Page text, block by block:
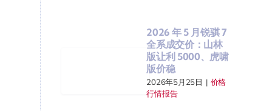
2026 年 5 月锐骐 7
全系成交价：山林
版让利 5000、虎啸
版价稳
2026年5月25日 | 价格
行情报告